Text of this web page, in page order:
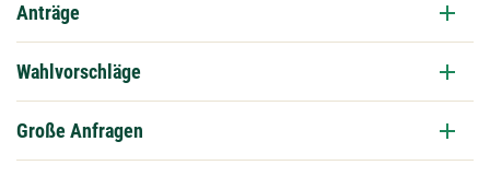
Anträge
Wahlvorschläge
Große Anfragen